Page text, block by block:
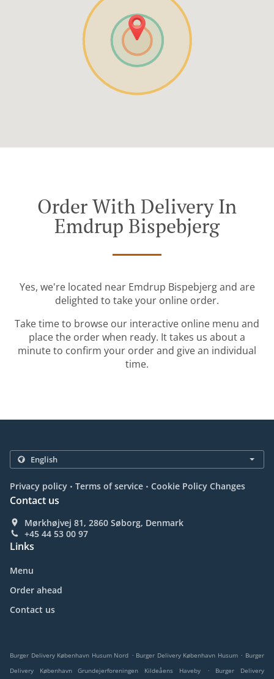
Order With Delivery In
Emdrup Bispebjerg
Yes, we're located near Emdrup Bispebjerg and are
delighted to take your online order.
Take time to browse our interactive online menu and
place the order when ready. It takes us about a
minute to confirm your order and give an individual
time.
Privacy policy . Terms of service . Cookie Policy Changes
Contact us
Mørkhøjvej 81, 2860 Søborg, Denmark
+45 44 53 00 97
Links
Menu
Order ahead
Contact us
Burger Delivery København Husum Nord . Burger Delivery København Husum . Burger
Delivery København Grundejerforeningen Kildeåens Haveby
.
Burger Delivery